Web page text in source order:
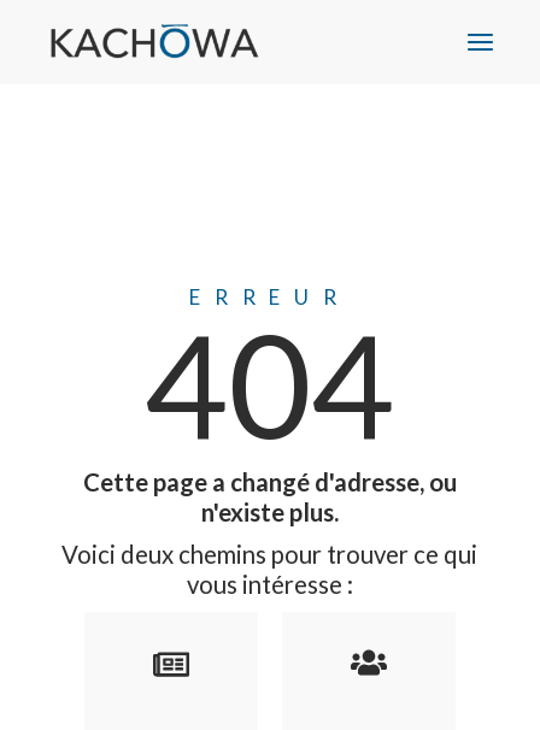
ERREUR
404
Cette page a changé d'adresse, ou
n'existe plus.
Voici deux chemins pour trouver ce qui
vous intéresse :